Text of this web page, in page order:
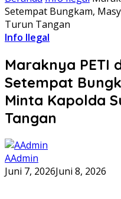
Setempat Bungkam,
Turun Tangan
Info Ilegal
Maraknya PETI
Setempat
Minta Kapolda
Tangan
AAdmin
Juni 7, 2026Juni 8, 2026